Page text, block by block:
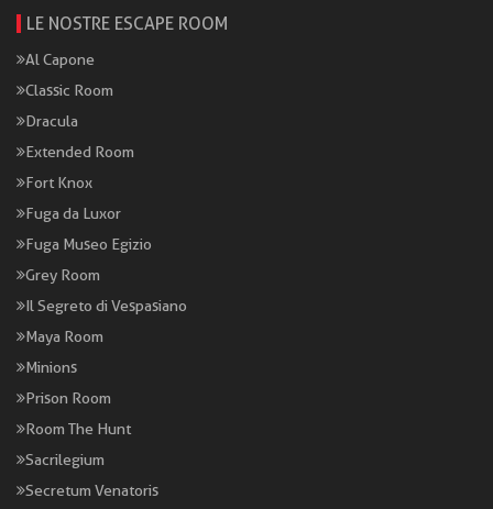
LE NOSTRE ESCAPE ROOM
Al Capone
Classic Room
Dracula
Extended Room
Fort Knox
Fuga da Luxor
Fuga Museo Egizio
Grey Room
Il Segreto di Vespasiano
Maya Room
Minions
Prison Room
Room The Hunt
Sacrilegium
Secretum Venatoris